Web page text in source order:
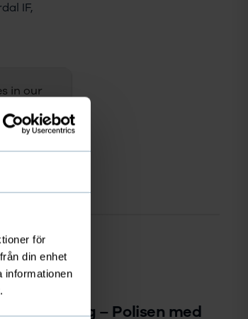
för
din enhet
informationen
IF,
in our
Klingberg – Polisen med